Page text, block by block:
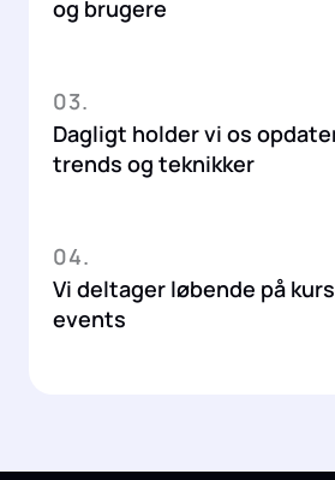
og brugere
03.
Dagligt holder vi os
trends og teknikker
04.
Vi deltager løbende på
events